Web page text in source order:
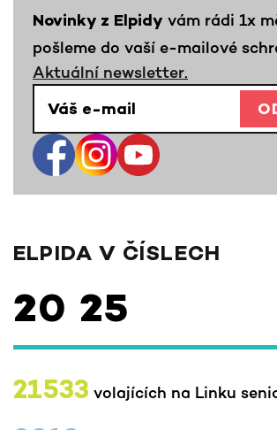
Novinky z Elpidy vám rádi 1x
pošleme do vaší e-mailové
Aktuální newsletter.
ELPIDA V ČÍSLECH
20 25
21533 volajících na Linku